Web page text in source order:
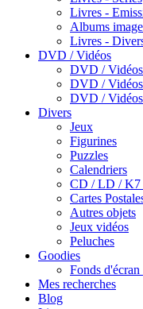
Livres -
Albums
Livres -
DVD / Vidéos
DVD /
DVD /
DVD /
Divers
Jeux
Figurines
Puzzles
Calendriers
CD / LD / K7
Cartes
Autres objets
Jeux vidéos
Peluches
Goodies
Fonds
Mes recherches
Blog